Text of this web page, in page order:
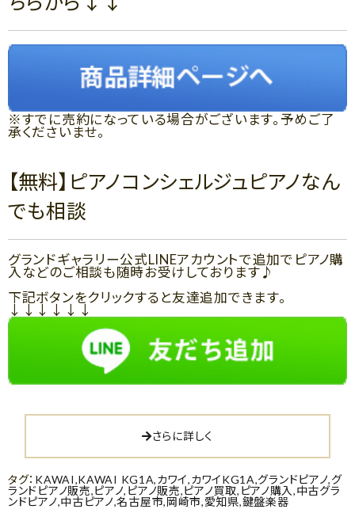
※すでに売約になっている場合がございます。予めご了
承くださいませ。
【無料】ピアノコンシェルジュピアノなん
でも相談
グランドギャラリー公式LINEアカウントで追加でピアノ購
入などのご相談も随時お受けしております♪
下記ボタンをクリックすると友達追加できます。
↓↓↓↓↓↓
さらに詳しく
タグ： KAWAI,KAWAI KG1A,カワイ,カワイKG1A,グランドピアノ,グ
ランドピアノ販売,ピアノ, ピアノ販売,ピアノ買取, ピアノ購入,中古グラ
ンドピアノ,中古ピアノ,名古屋市,岡崎市,愛知県,鍵盤楽器